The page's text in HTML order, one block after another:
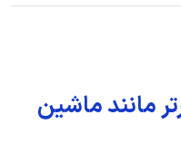
مانند ماشین